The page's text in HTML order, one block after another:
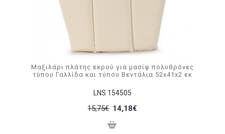
LNS 154505
Μαξιλάρι πλάτης εκρού για μασίφ πολυθρόνες
τύπου Γαλλίδα και τύπου Βεντάλια 52x41x2 εκ
15,75€ 14,18€